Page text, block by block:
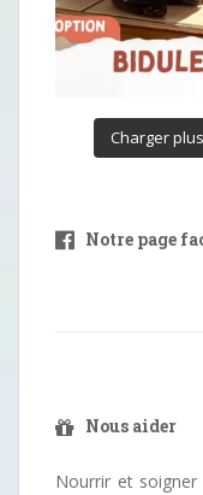
Charger plus
Notre page
Nous aider
Nourrir et